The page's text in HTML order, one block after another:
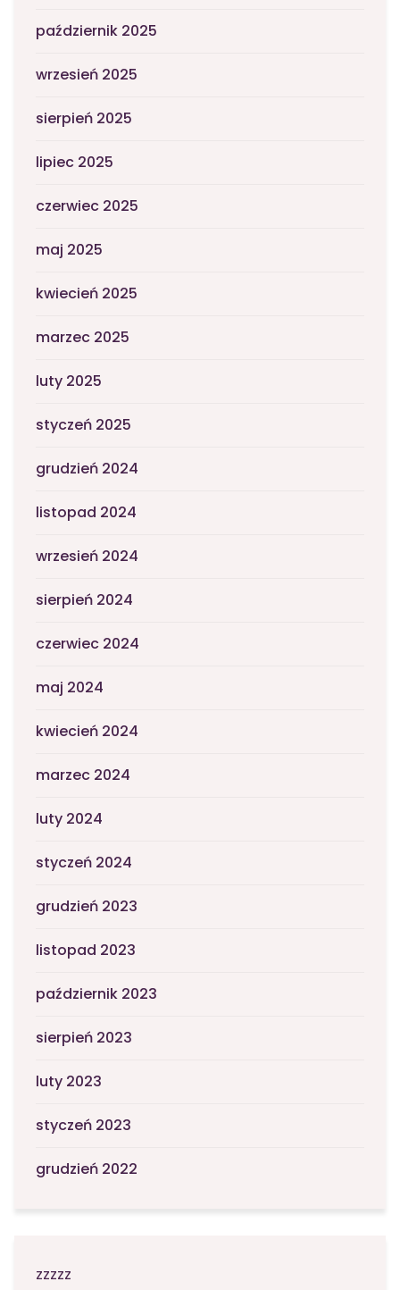
październik 2025
wrzesień 2025
sierpień 2025
lipiec 2025
czerwiec 2025
maj 2025
kwiecień 2025
marzec 2025
luty 2025
styczeń 2025
grudzień 2024
listopad 2024
wrzesień 2024
sierpień 2024
czerwiec 2024
maj 2024
kwiecień 2024
marzec 2024
luty 2024
styczeń 2024
grudzień 2023
listopad 2023
październik 2023
sierpień 2023
luty 2023
styczeń 2023
grudzień 2022
zzzzz